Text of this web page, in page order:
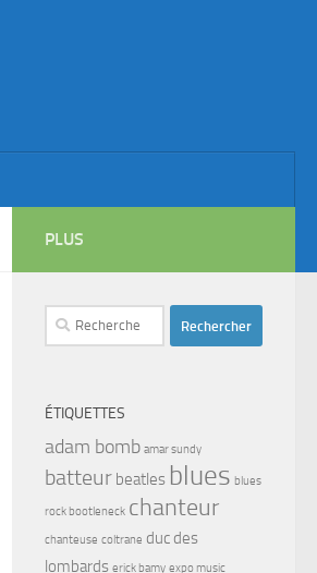
PLUS
Rechercher :
ÉTIQUETTES
adam bomb amar sundy
batteur beatles blues blues
rock bootleneck chanteur
chanteuse coltrane duc des
lombards erick bamy expo music